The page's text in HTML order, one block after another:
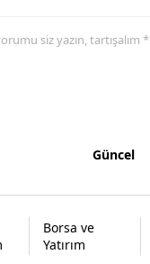
siz yazın, tartışalım *
Güncel
Borsa ve
Yatırım